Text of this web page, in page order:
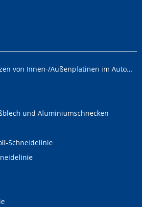
Vorrichtung zum Stanzen von Innen-/Außenplatinen im Automobilbereich
und Aluminiumschnecken
Schneidelinie